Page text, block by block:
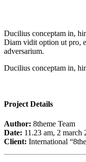
Ducilius conceptam in,
Diam vidit option ut pro,
adversarium.
Ducilius conceptam in,
Project Details
Author: 8theme Team
Date: 11.23 am, 2 march
Client: International